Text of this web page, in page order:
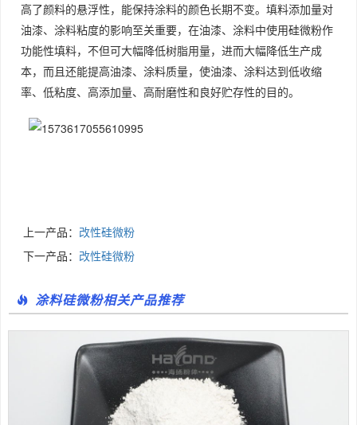
高了颜料的悬浮性，能保持涂料的颜色长期不变。填料添加量对
油漆、涂料粘度的影响至关重要，在油漆、涂料中使用硅微粉作
功能性填料，不但可大幅降低树脂用量，进而大幅降低生产成
本，而且还能提高油漆、涂料质量，使油漆、涂料达到低收缩
率、低粘度、高添加量、高耐磨性和良好贮存性的目的。
上一产品： 改性硅微粉
下一产品： 改性硅微粉
涂料硅微粉相关产品推荐